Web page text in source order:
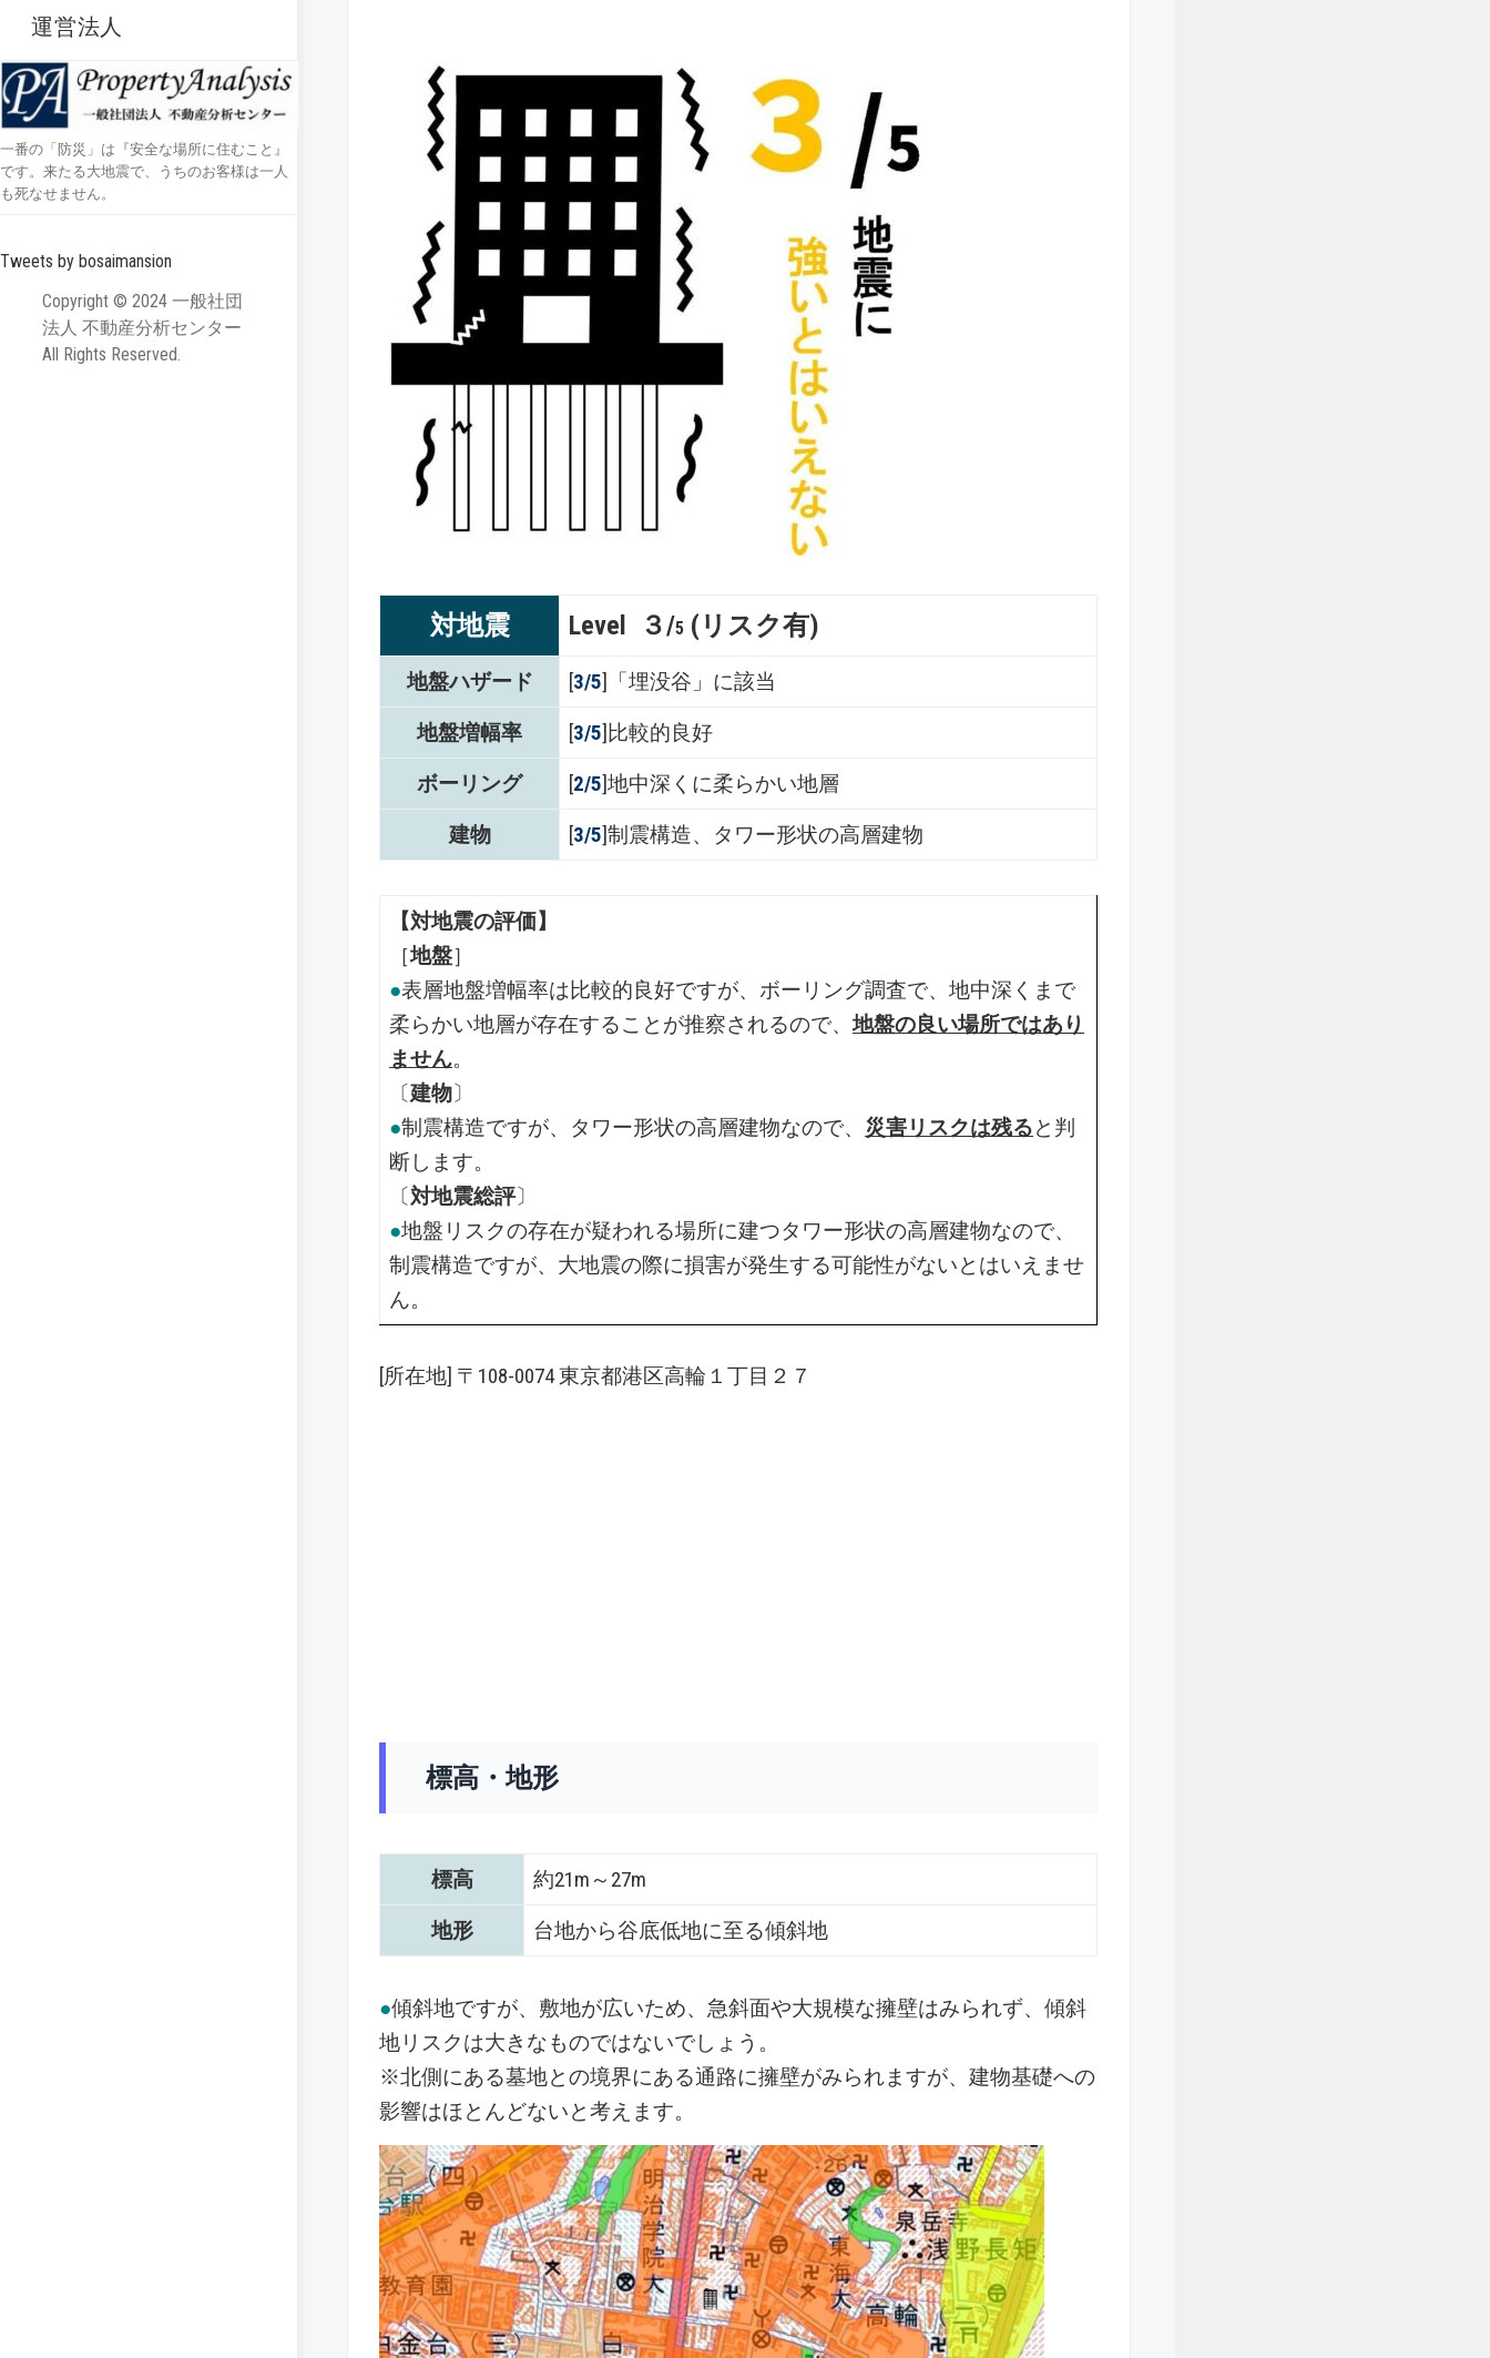
運営法人
一番の「防災」は『安全な場所に住むこと』
です。来たる大地震で、うちのお客様は一人
も死なせません。
Tweets by bosaimansion
Copyright © 2024 一般社団
法人 不動産分析センター
All Rights Reserved.
対地震 Level ３/5 (リスク有)
地盤ハザード [3/5]「埋没谷」に該当
地盤増幅率
[3/5]比較的良好
ボーリング
[2/5]地中深くに柔らかい地層
建物
[3/5]制震構造、タワー形状の高層建物
【対地震の評価】
［地盤］
●表層地盤増幅率は比較的良好ですが、ボーリング調査で、地中深くまで
柔らかい地層が存在することが推察されるので、地盤の良い場所ではあり
ません。
〔建物〕
●制震構造ですが、タワー形状の高層建物なので、 災害リスクは残ると判
断します。
〔対地震総評〕
●地盤リスクの存在が疑われる場所に建つタワー形状の高層建物なので、
制震構造ですが、大地震の際に損害が発生する可能性がないとはいえませ
ん。
[所在地] 〒108-0074 東京都港区高輪１丁目２７
標高・地形
標高
約21m～27m
地形
台地から谷底低地に至る傾斜地
●傾斜地ですが、敷地が広いため、急斜面や大規模な擁壁はみられず、傾斜
地リスクは大きなものではないでしょう。
※北側にある墓地との境界にある通路に擁壁がみられますが、建物基礎への
影響はほとんどないと考えます。